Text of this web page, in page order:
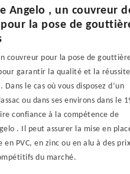
Angelo , un couvreur
la pose de
couvreur pour la pose de
garantir la qualité et la
le cas où vous disposez d’un
ou dans ses environs dans le
confiance à la compétence de
. Il peut assurer la mise en
PVC, en zinc ou en alu à des
du marché.